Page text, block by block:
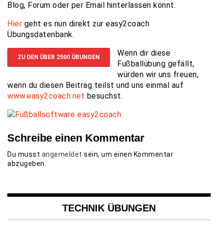
Blog, Forum oder per Email hinterlassen könnt.
Hier geht es nun direkt zur easy2coach
Übungsdatenbank.
ZU DEN ÜBER 2500 ÜBUNGEN
Wenn dir diese
Fußballübung gefällt,
würden wir uns freuen,
wenn du diesen Beitrag teilst und uns einmal auf
www.easy2coach.net besuchst.
Schreibe einen Kommentar
Du musst angemeldet sein, um einen Kommentar
abzugeben.
TECHNIK ÜBUNGEN